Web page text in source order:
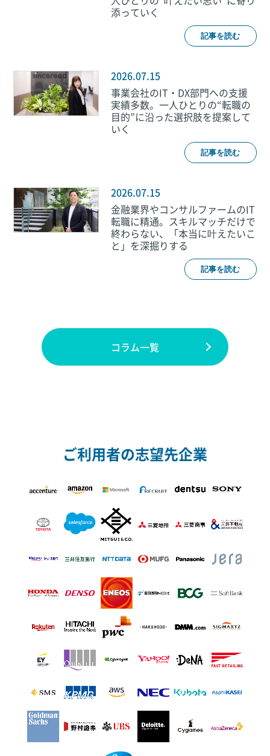
添っていく
記事を読む
2026.07.15
事業会社のIT・DX部門への支援
実績多数。一人ひとりの“転職の
目的”に沿った選択肢を提案して
いく
記事を読む
2026.07.15
金融業界やコンサルファームのIT
転職に精通。スキルマッチだけで
終わらない、「本当に叶えたいこ
と」を深掘りする
記事を読む
コラム一覧
ご利用者の志望先企業